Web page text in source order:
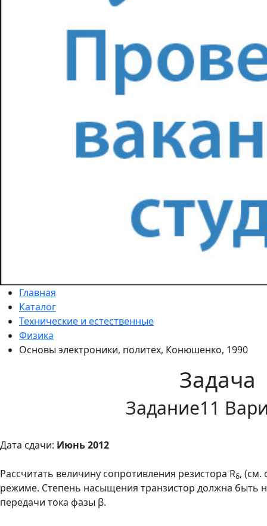
Главная
Каталог
Технические и естественные
Физика
Основы электроники, политех, Конюшенко, 1990
Задача
Задание11
Дата сдачи: Июнь 2012
Рассчитать величину сопротивления резистора Rδ, (см.
режиме. Степень насыщения транзистор должна быть
передачи тока фазы β.